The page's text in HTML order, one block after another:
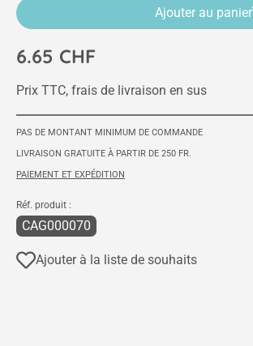
6.65 CHF
Prix TTC, frais de livraison en sus
Ajouter au panier
PAS DE MONTANT MINIMUM DE COMMANDE
LIVRAISON GRATUITE À PARTIR DE 250 FR.
PAIEMENT ET EXPÉDITION
Réf. produit :
CAG000070
Ajouter à la liste de souhaits